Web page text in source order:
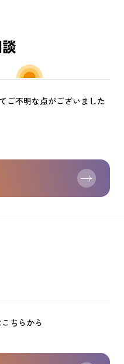
ご不明な点がございました
ちらから